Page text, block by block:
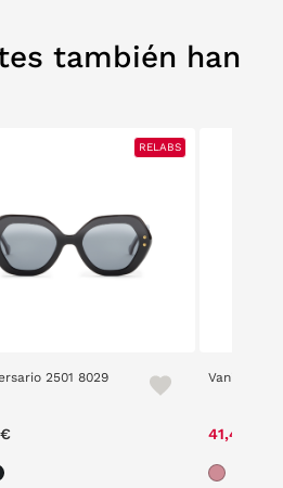
también han
2501 8029
RELABS
Vanity 2404
41,40 €